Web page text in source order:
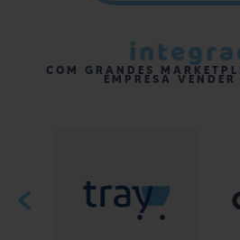
COM GRANDES
EMPRESA